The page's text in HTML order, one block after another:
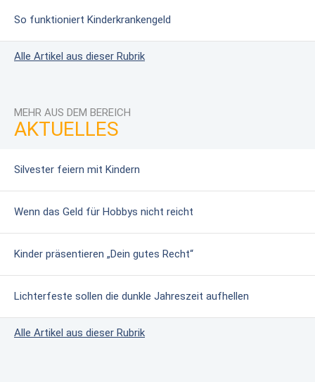
So funktioniert Kinderkrankengeld
Alle Artikel aus dieser Rubrik
MEHR AUS DEM BEREICH
AKTUELLES
Silvester feiern mit Kindern
Wenn das Geld für Hobbys nicht reicht
Kinder präsentieren „Dein gutes Recht“
Lichterfeste sollen die dunkle Jahreszeit aufhellen
Alle Artikel aus dieser Rubrik